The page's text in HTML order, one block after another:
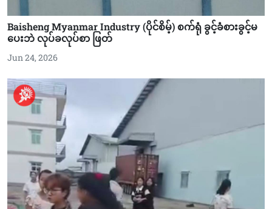
Baisheng Myanmar Industry (ပိုင်စိမ့်) စက်ရုံ ခွင့်ခံစားခွင့်မ
ပေးဘဲ လုပ်ခလုပ်စာ ဖြတ်
Jun 24, 2026